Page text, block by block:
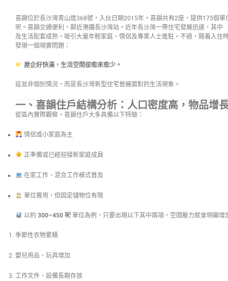
喜韻位於長沙灣青山道368號，入伙日期2015年。喜韻共有2座，提供175個
呎。喜韻交通便利，鄰近港鐵長沙灣站。近年長沙灣一帶住宅發展迅速，其中
及生活配套成熟，吸引大量年輕家庭、情侶及專業人士進駐。不過，隨着入住
發現一個現實問題：
屋企好快滿，生活空間卻愈來愈少。
這並非個別情況，而是長沙灣新型住宅普遍面對的生活現象。
一、喜韻住戶結構分析：人口密度高，物品增
從區內實際觀察，喜韻住戶大多具備以下特徵：
情侶或小家庭為主
正準備或已經迎接新家庭成員
在家工作、混合工作模式普及
單位實用，但固定儲物位有限
以約 300–450 呎單位為例，只要出現以下其中兩項，空間壓力就會明顯增
季節性衣物累積
嬰兒用品、玩具增加
工作文件、設備長期存放